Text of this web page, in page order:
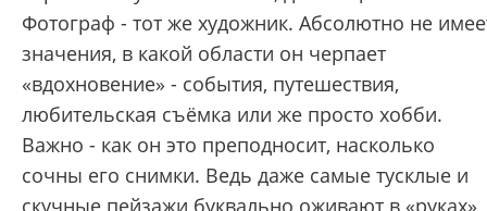
Фотограф - тот же художник. Абсолютно не
значения, в какой области он черпает
«вдохновение» - события, путешествия,
любительская съёмка или же просто хобби.
Важно - как он это преподносит, насколько
сочны его снимки. Ведь даже самые тусклые и
скучные пейзажи буквально оживают в «руках»